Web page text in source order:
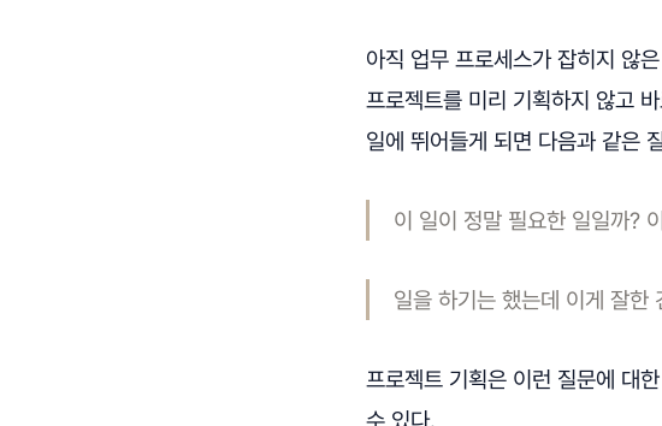
아직 업무 프로세스가 잡히지 않
프로젝트를 미리 기획하지 않고
일에 뛰어들게 되면 다음과 같은
이 일이 정말 필요한 일일까?
일을 하기는 했는데 이게 잘한
프로젝트 기획은 이런 질문에 대
수 있다.